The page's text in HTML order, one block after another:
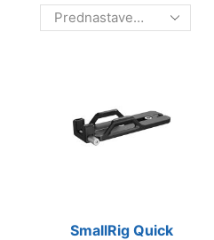
SmallRig Quick